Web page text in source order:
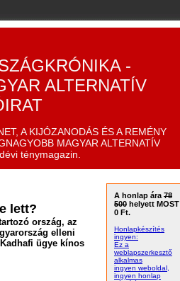
-
ALTERNATÍV
A KIJÓZANODÁS ÉS A REMÉNY
MAGYAR ALTERNATÍV
ténymagazin.
lett?
ország, az
elleni
ügye kínos
A honlap ára 78
500 helyett MOST
0 Ft.
Honlapkészítés
ingyen:
Ez a
weblapszerkesztő
alkalmas
ingyen weboldal,
ingyen honlap